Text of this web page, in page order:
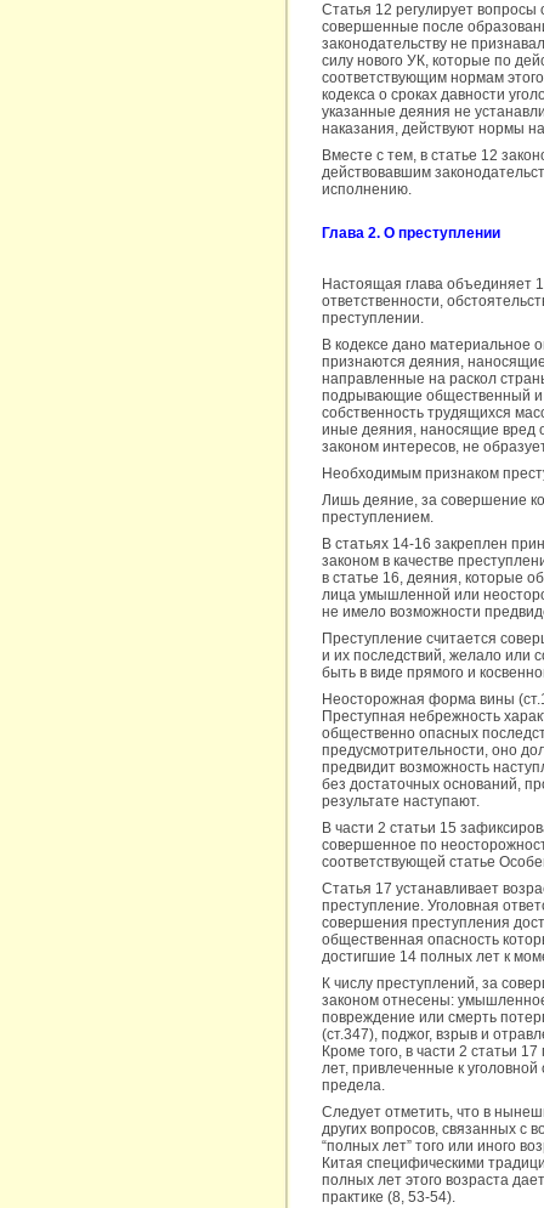
Статья 12 регулирует
совершенные после
законодательству не
силу нового УК, которые по
соответствующим нормам
кодекса о сроках давности
указанные деяния не
наказания, действуют нормы
Вместе с тем, в статье 12
действовавшим
исполнению.
Глава 2. О преступлении
Настоящая глава объединяет
ответственности,
преступлении.
В кодексе дано материальное
признаются деяния, наносящие
направленные на раскол
подрывающие общественный и
собственность трудящихся
иные деяния, наносящие вред
законом интересов, не
Необходимым признаком
Лишь деяние, за совершение
преступлением.
В статьях 14-16 закреплен
законом в качестве
в статье 16, деяния, которые
лица умышленной или
не имело возможности
Преступление считается
и их последствий, желало или
быть в виде прямого и
Неосторожная форма вины
Преступная небрежность
общественно опасных
предусмотрительности, оно
предвидит возможность
без достаточных оснований,
результате наступают.
В части 2 статьи 15
совершенное по
соответствующей статье
Статья 17 устанавливает
преступление. Уголовная
совершения преступления
общественная опасность
достигшие 14 полных лет к
К числу преступлений, за
законом отнесены:
повреждение или смерть
(ст.347), поджог, взрыв и
Кроме того, в части 2 статьи
лет, привлеченные к
предела.
Следует отметить, что в
других вопросов, связанных с
“полных лет” того или иного
Китая специфическими
полных лет этого возраста
практике (8, 53-54).